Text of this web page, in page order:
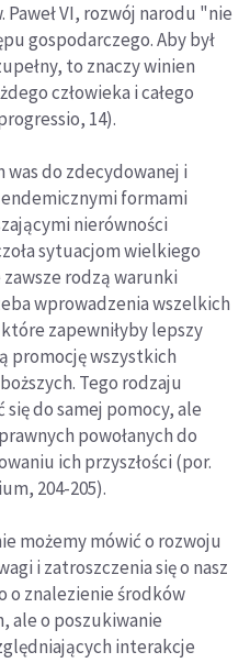
Paweł VI, rozwój narodu "nie
gospodarczego. Aby był
to znaczy winien
człowieka i całego
14).
was do zdecydowanej i
formami
nierówności
sytuacjom wielkiego
rodzą warunki
wprowadzenia wszelkich
zapewniłyby lepszy
promocję wszystkich
Tego rodzaju
do samej pomocy, ale
powołanych do
ich przyszłości (por.
204-205).
możemy mówić o rozwoju
i zatroszczenia się o nasz
o znalezienie środków
ale o poszukiwanie
interakcje